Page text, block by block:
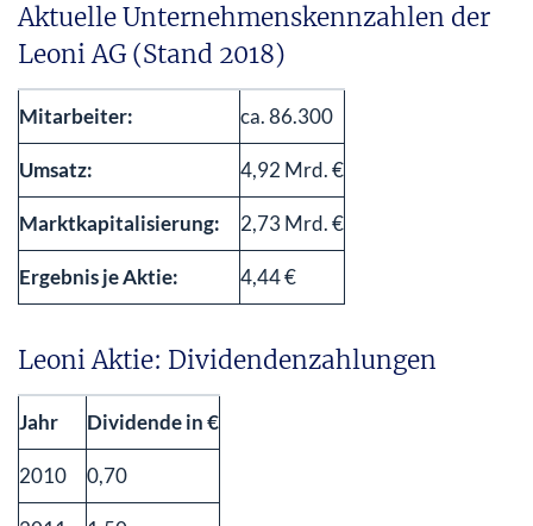
Aktuelle Unternehmenskennzahlen der
Leoni AG (Stand 2018)
Mitarbeiter: ca. 86.300
Umsatz: 4,92 Mrd. €
Marktkapitalisierung: 2,73 Mrd. €
Ergebnis je Aktie: 4,44 €
Leoni Aktie: Dividendenzahlungen
Jahr Dividende in €
2010 0,70